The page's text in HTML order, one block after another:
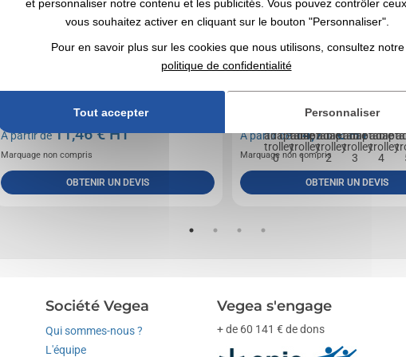
Compartiment rembourré et matelassé avec séparateur...
A partir de11,46€ HT
Marquage non compris
OBTENIR UN DEVIS
zippée, bandoulière ajustable et amovible.
A partir de14,71€ HT
Marquage non compris
OBTENIR UN DEVIS
Société Vegea
Qui sommes-nous ?
L'équipe
Vegea s'engage
+ de 60 141 € de dons
et personnaliser notre contenu et les publicités. Vous pouvez contrôler
vous souhaitez activer en cliquant sur le bouton "Personnaliser".
Pour en savoir plus sur les cookies que nous utilisons, consultez notre
politique de confidentialité
Tout accepter Personnaliser